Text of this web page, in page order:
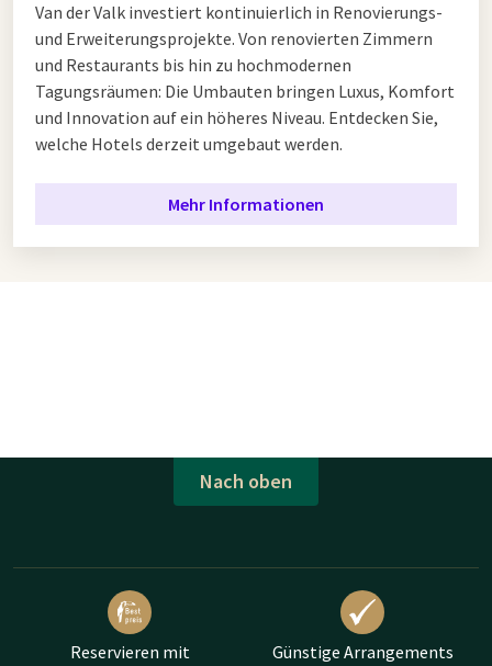
Van der Valk investiert kontinuierlich in Renovierungs-
und Erweiterungsprojekte. Von renovierten Zimmern
und Restaurants bis hin zu hochmodernen
Tagungsräumen: Die Umbauten bringen Luxus, Komfort
und Innovation auf ein höheres Niveau. Entdecken Sie,
welche Hotels derzeit umgebaut werden.
Mehr Informationen
Nach oben
Reservieren mit
Günstige Arrangements